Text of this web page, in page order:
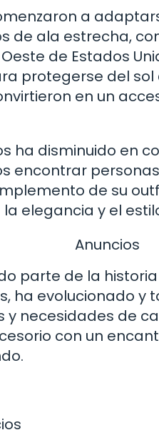
a
de ala estrecha,
de Estados
protegerse del sol
en un
ha disminuido en
encontrar
de su
elegancia y el
Anuncios
parte de la
ha evolucionado
necesidades de
con un